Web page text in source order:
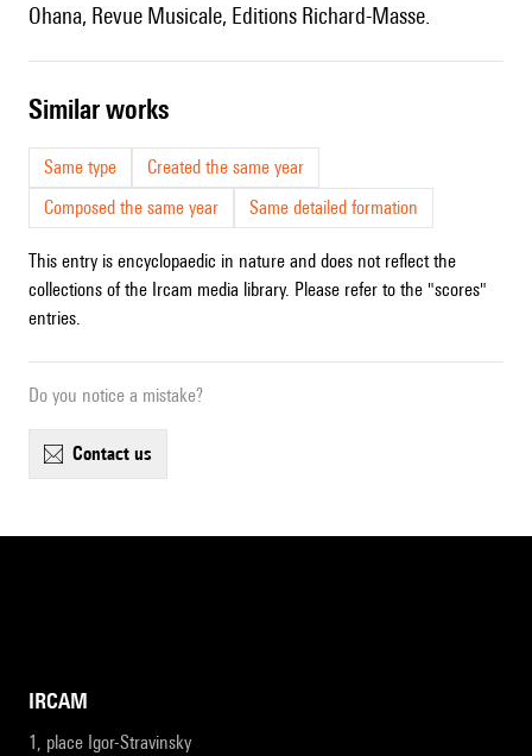
Ohana, Revue Musicale, Editions Richard-Masse.
similar works
Same type
Created the same year
Composed the same year
Same detailed formation
This entry is encyclopaedic in nature and does not reflect the
collections of the Ircam media library. Please refer to the "scores"
entries.
Do you notice a mistake?
contact us
IRCAM
1, place Igor-Stravinsky